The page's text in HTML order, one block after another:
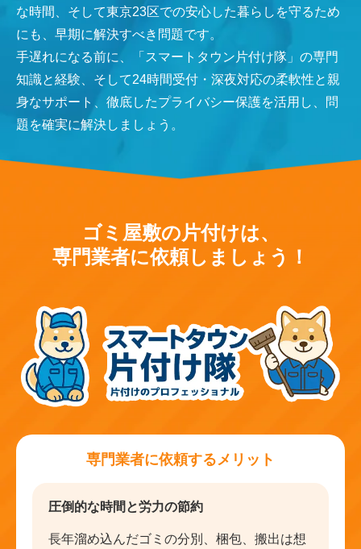
な時間、そして東京23区での安心した暮らしを守るため
にも、早期に解決すべき問題です。
手遅れになる前に、「スマートタウン片付け隊」の専門
知識と経験、そして24時間受付・深夜対応の柔軟性と親
身なサポート、徹底したプライバシー保護を活用し、問
題を確実に解決しましょう。
ゴミ屋敷の片付けは、
専門業者に依頼しましょう！
専門業者に依頼するメリット
圧倒的な時間と労力の節約
長年溜め込んだゴミの分別、梱包、搬出は想